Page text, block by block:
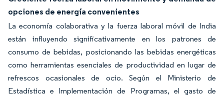
opciones de energía convenientes
La economía colaborativa y la fuerza laboral móvil de India
están influyendo significativamente en los patrones de
consumo de bebidas, posicionando las bebidas energéticas
como herramientas esenciales de productividad en lugar de
refrescos ocasionales de ocio. Según el Ministerio de
Estadística e Implementación de Programas, el gasto de